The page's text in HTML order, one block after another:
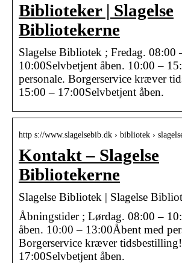
Biblioteker | Slagelse
Bibliotekerne
Slagelse Bibliotek ; Fredag. 08:00
10:00Selvbetjent åben. 10:00 –
personale. Borgerservice kræver
15:00 – 17:00Selvbetjent åben.
http s://www.slagelsebib.dk › bibliotek ›
Kontakt – Slagelse
Bibliotekerne
Slagelse Bibliotek | Slagelse
Åbningstider ; Lørdag. 08:00 –
åben. 10:00 – 13:00Åbent med
Borgerservice kræver
17:00Selvbetjent åben.